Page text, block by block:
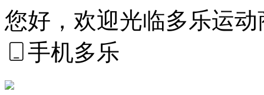
您好，欢迎光临多乐运动
手机多乐